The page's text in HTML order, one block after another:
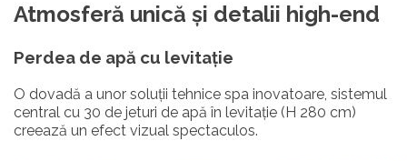
Atmosferă unică și detalii high-end
Perdea de apă cu levitație
O dovadă a unor soluții tehnice spa inovatoare, sistemul
central cu 30 de jeturi de apă în levitație (H 280 cm)
creează un efect vizual spectaculos.